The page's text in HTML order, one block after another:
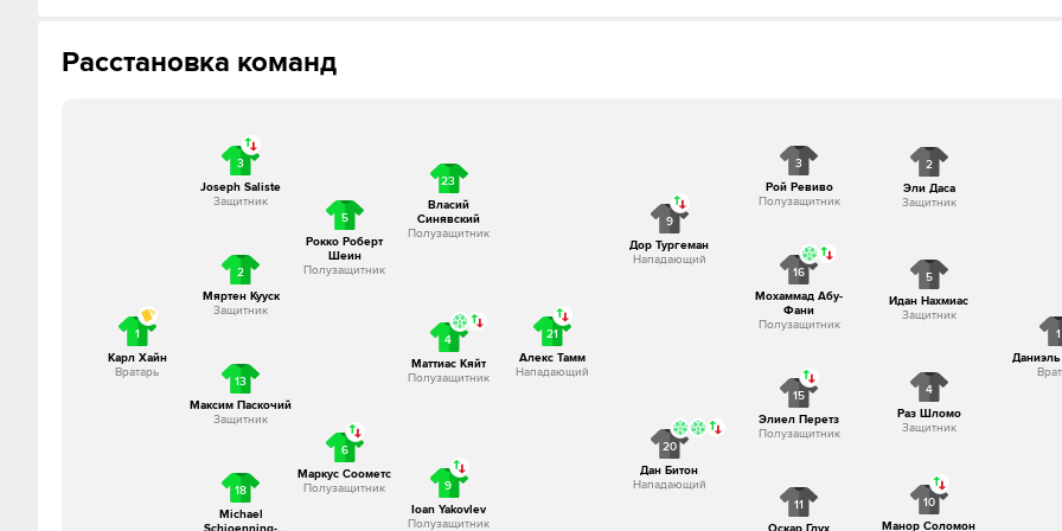
Расстановка команд
1
Карл Хайн
Вратарь
3
Joseph Saliste
Защитник
2
Мяртен Кууск
Защитник
13
Максим Паскочий
Защитник
18
Michael
Schjoenning-
5
Рокко Роберт
Шеин
Полузащитник
6
Маркус Соометс
Полузащитник
23
Власий
Синявский
Полузащитник
4
Маттиас Кяйт
Полузащитник
9
Ioan Yakovlev
Полузащитник
21
Алекс Тамм
Нападающий
1
2
Эли Даса
Защитник
5
Идан Нахмиас
Защитник
4
Раз Шломо
Защитник
10
Манор Соломон
3
Рой Ревиво
Полузащитник
16
Мохаммад Абу-
Фани
Полузащитник
15
Элиел Перетз
Полузащитник
11
Оскар Глух
9
Дор Тургеман
Нападающий
20
Дан Битон
Нападающий